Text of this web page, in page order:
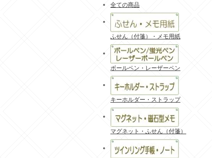
全ての商品
ふせん（付箋）・メモ用紙
ボールペン・レーザーペン
キーホルダー・ストラップ
マグネット・ふせん（付箋）